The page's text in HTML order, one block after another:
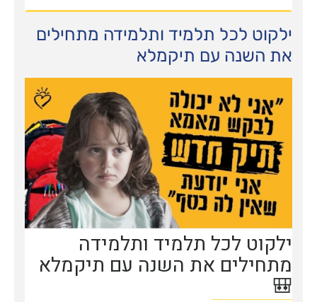
ילקוט לכל תלמיד ותלמידה מתחילים
את השנה עם תיקמלא